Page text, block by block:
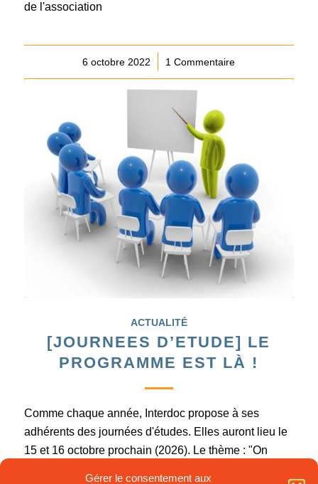
Gérer le consentement aux
de l'association
6 octobre 2022
/ 1 Commentaire
ACTUALITÉ
[JOURNEES D’ETUDE] LE
PROGRAMME EST LÀ !
Comme chaque année, Interdoc propose à ses
adhérents des journées d'études. Elles auront lieu le
15 et 16 octobre prochain (2026). Le thème : "On